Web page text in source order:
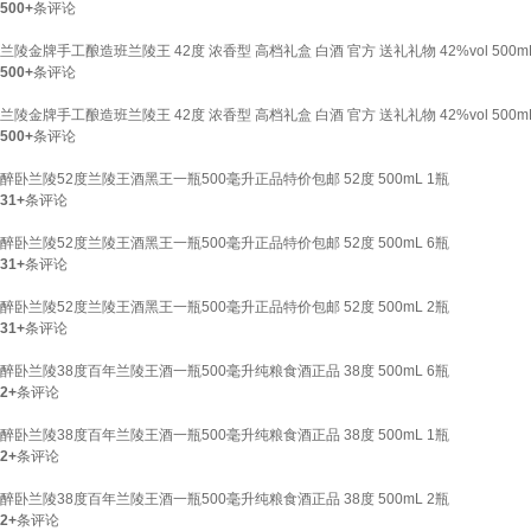
500+条评论
兰陵金牌手工酿造班兰陵王 42度 浓香型 高档礼盒 白酒 官方 送礼礼物 42%vol
500+条评论
兰陵金牌手工酿造班兰陵王 42度 浓香型 高档礼盒 白酒 官方 送礼礼物 42%vol
500+条评论
醉卧兰陵52度兰陵王酒黑王一瓶500毫升正品特价包邮 52度 500mL 1瓶
31+条评论
醉卧兰陵52度兰陵王酒黑王一瓶500毫升正品特价包邮 52度 500mL 6瓶
31+条评论
醉卧兰陵52度兰陵王酒黑王一瓶500毫升正品特价包邮 52度 500mL 2瓶
31+条评论
醉卧兰陵38度百年兰陵王酒一瓶500毫升纯粮食酒正品 38度 500mL 6瓶
2+条评论
醉卧兰陵38度百年兰陵王酒一瓶500毫升纯粮食酒正品 38度 500mL 1瓶
2+条评论
醉卧兰陵38度百年兰陵王酒一瓶500毫升纯粮食酒正品 38度 500mL 2瓶
2+条评论